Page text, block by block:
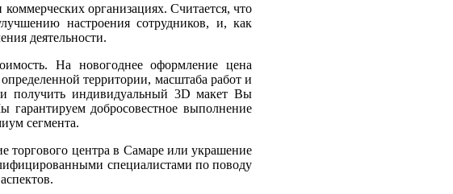
организациях. Считается, что
настроения сотрудников, и, как
деятельности.
На новогоднее оформление цена
территории, масштаба работ и
и получить индивидуальный 3D макет Вы
добросовестное выполнение
сегмента.
торгового центра в Самаре или украшение
специалистами по поводу